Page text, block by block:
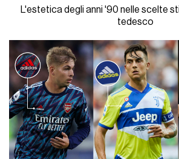
L'estetica degli anni '90 nelle scelte
tedesco